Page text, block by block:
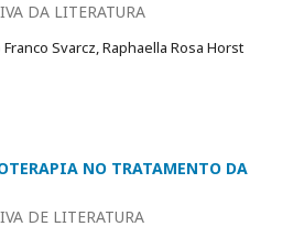
DA LITERATURA
Svarcz, Raphaella Rosa Horst
NO TRATAMENTO DA
DE LITERATURA